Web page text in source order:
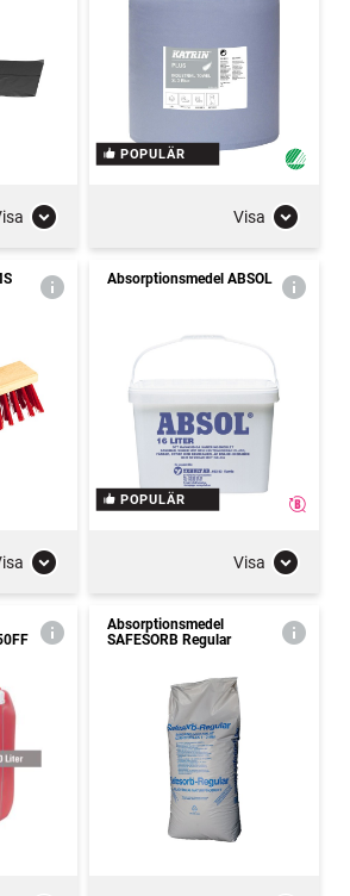
POPULÄR
Visa
Absorptionsmedel ABSOL
POPULÄR
Visa
Absorptionsmedel
SAFESORB Regular